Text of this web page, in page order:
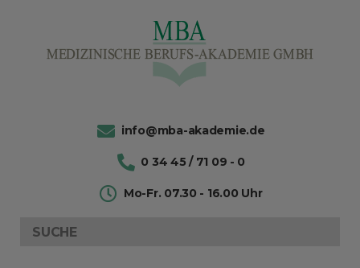
info@mba-akademie.de
0 34 45 / 71 09 - 0
Mo-Fr. 07.30 - 16.00 Uhr
Search
for: